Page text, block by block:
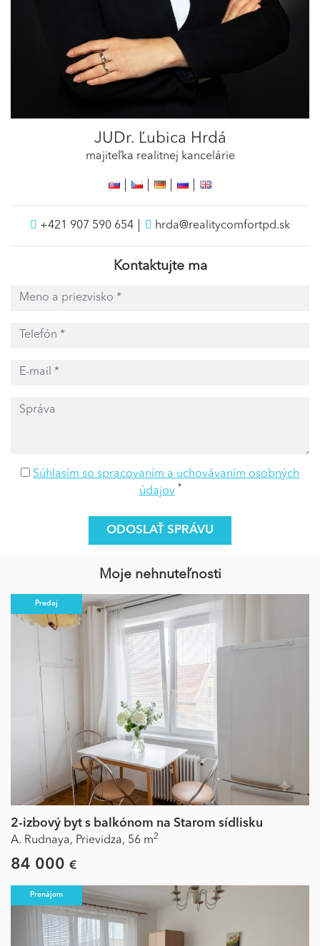
JUDr. Ľubica Hrdá
majiteľka realitnej kancelárie
+421 907 590 654 hrda@realitycomfortpd.sk
Kontaktujte ma
Súhlasím so spracovaním a uchovávaním osobných
údajov *
Moje nehnuteľnosti
Predaj
2-izbový byt s balkónom na Starom sídlisku
A. Rudnaya, Prievidza, 56 m2
84 000 €
Prenájom